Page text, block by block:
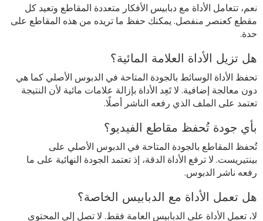
نعم، تتعامل الأداة مع دبابيس الأفكار متعددة المقاطع وتعيد كل
مقطع كعنصر منفصل. يمكنك حفظ ما تريده من هذه المقاطع على
حدة.
هل تزيل الأداة العلامة المائية؟
تحفظ الأداة الوسائط بالجودة المتاحة في الدبوس الأصلي كما هي
دون معالجة إضافية. لا تَعِد الأداة بإزالة علامات مائية لأن النتيجة
تعتمد على الملف الذي رفعه الناشر أصلًا.
بأي جودة تُحفظ مقاطع الفيديو؟
تُحفظ المقاطع بالجودة المتاحة في الدبوس الأصلي على
بينتيريست. لا ترفع الأداة الدقة، إذ تعتمد الجودة النهائية على ما
رفعه ناشر الدبوس.
هل تعمل الأداة مع الدبابيس الخاصة؟
لا، تعمل الأداة على الدبابيس العامة فقط. لا تصل إلى المحتوى